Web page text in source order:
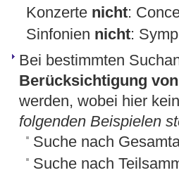
Konzerte nicht:
Sinfonien nicht:
Bei bestimmten
Berücksichtigung
werden, wobei hier
folgenden Beispielen
Suche nach
Suche nach